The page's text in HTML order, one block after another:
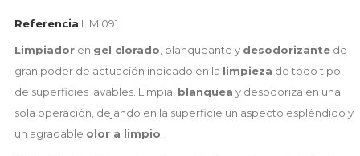
Referencia LIM 091
Limpiadoren gel clorado , blanqueante y desodorizantede
gran poder de actuación indicado en la limpieza de todo tipo
de superficies lavables. Limpia, blanquea y desodoriza en una
sola operación, dejando en la superficie un aspecto espléndido y
un agradable olor a limpio